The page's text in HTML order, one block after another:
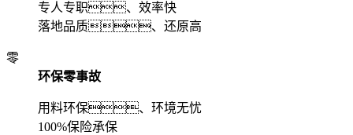
专人专职、效率快
落地品质、还原高
零
环保零事故
用料环保、环境无忧
100%保险承保